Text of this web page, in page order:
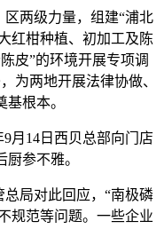
两级力量，组建“浦北
红柑种植、初加工及陈
皮”的环境开展专项调
为两地开展法律协做、
根本。
14日西贝总部向门店
参不雅。
局对此回应，“南极磷
规范等问题。一些企业